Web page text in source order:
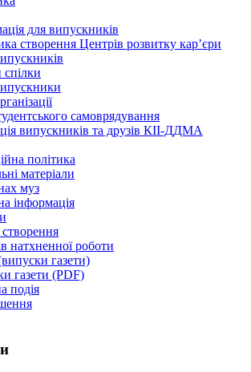
для випускників
створення Центрів розвитку кар’єри
самоврядування
випускників та друзів КІІ-ДДМА
політика
матеріали
муз
інформація
створення
натхненної роботи
газети)
газети (PDF)
подія